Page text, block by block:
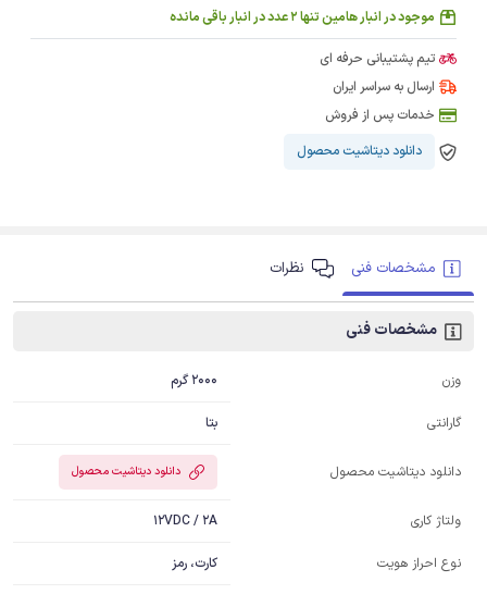
موجود در انبار هامین تنها 2 عدد در انبار باقی مانده
تیم پشتیبانی حرفه ای
ارسال به سراسر ایران
خدمات پس از فروش
دانلود دیتاشیت محصول
مشخصات فنی نظرات
مشخصات فنی
وزن 2000 گرم
گارانتی بتا
دانلود دیتاشیت محصول دانلود دیتاشیت محصول
ولتاژ کاری 12VDC / 2A
نوع احراز هویت کارت، رمز